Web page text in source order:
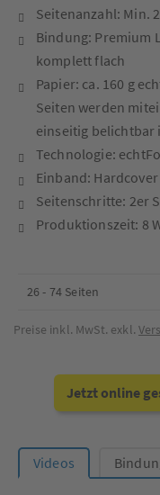
Seitenanzahl: Min.
Bindung: Premium
komplett flach
Papier: ca. 160 g
Seiten werden
einseitig belichtbar
Technologie:
Einband:
Seitenschritte: 2er
Produktionszeit: 8
26 - 74 Seiten
Preise inkl. MwSt. exkl.
Jetzt online
Videos